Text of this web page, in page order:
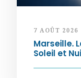
7 AOÛT 2026
Marseille.
Soleil et